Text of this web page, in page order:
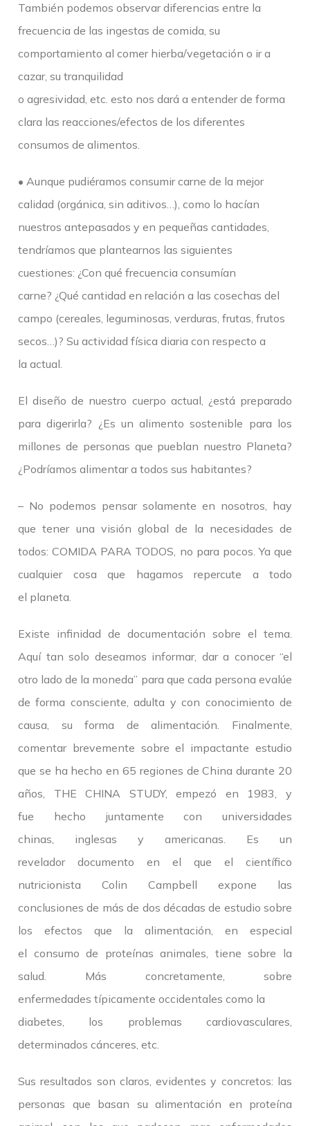
También podemos observar diferencias entre la
frecuencia de las ingestas de comida, su
comportamiento al comer hierba/vegetación o ir a
cazar, su tranquilidad
o agresividad, etc. esto nos dará a entender de forma
clara las reacciones/efectos de los diferentes
consumos de alimentos.
• Aunque pudiéramos consumir carne de la mejor
calidad (orgánica, sin aditivos…), como lo hacían
nuestros antepasados y en pequeñas cantidades,
tendríamos que plantearnos las siguientes
cuestiones: ¿Con qué frecuencia consumían
carne? ¿Qué cantidad en relación a las cosechas del
campo (cereales, leguminosas, verduras, frutas, frutos
secos…)? Su actividad física diaria con respecto a
la actual.
El diseño de nuestro cuerpo actual, ¿está preparado
para digerirla? ¿Es un alimento sostenible para los
millones de personas que pueblan nuestro Planeta?
¿Podríamos alimentar a todos sus habitantes?
– No podemos pensar solamente en nosotros, hay
que tener una visión global de la necesidades de
todos: COMIDA PARA TODOS, no para pocos. Ya que
cualquier cosa que hagamos repercute a todo
el planeta.
Existe infinidad de documentación sobre el tema.
Aquí tan solo deseamos informar, dar a conocer “el
otro lado de la moneda” para que cada persona evalúe
de forma consciente, adulta y con conocimiento de
causa, su forma de alimentación. Finalmente,
comentar brevemente sobre el impactante estudio
que se ha hecho en 65 regiones de China durante 20
años, THE CHINA STUDY, empezó en 1983, y
fue hecho juntamente con universidades
chinas, inglesas y americanas. Es un
revelador documento en el que el científico
nutricionista Colin Campbell expone las
conclusiones de más de dos décadas de estudio sobre
los efectos que la alimentación, en especial
el consumo de proteínas animales, tiene sobre la
salud. Más concretamente, sobre
enfermedades típicamente occidentales como la
diabetes, los problemas cardiovasculares,
determinados cánceres, etc.
Sus resultados son claros, evidentes y concretos: las
personas que basan su alimentación en proteína